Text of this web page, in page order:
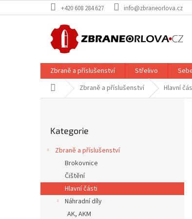
na
+420 608 284 627 info@zbraneorlova.cz
Zbraně a příslušenství Střelivo
Domů Zbraně a příslušenství Hlavní
kategorie
Kategorie
Zbraně a příslušenství
Brokovnice
Čištění
Hlavní části
Náhradní díly
AK, AKM